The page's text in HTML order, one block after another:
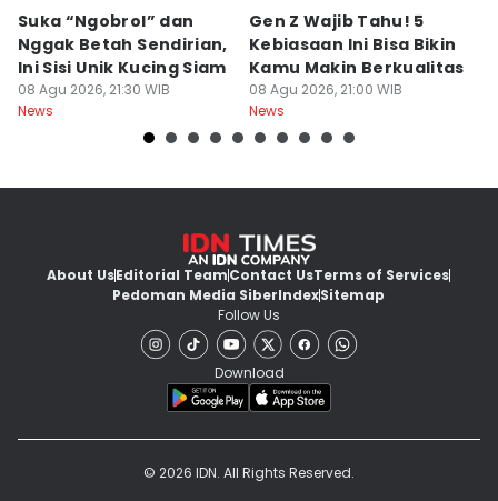
Suka “Ngobrol” dan
Nggak Betah Sendirian,
Ini Sisi Unik Kucing Siam
08 Agu 2026, 21:30 WIB
News
Gen Z Wajib Tahu! 5
Kebiasaan Ini Bisa Bikin
Kamu Makin Berkualitas
08 Agu 2026, 21:00 WIB
News
About UsEditorial TeamContact UsTerms of Services
Pedoman Media SiberIndexSitemap
Follow Us
Download
© 2026 IDN. All Rights Reserved.